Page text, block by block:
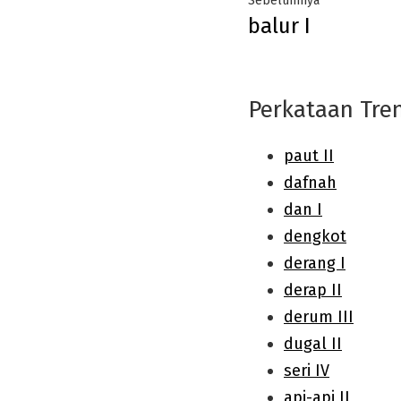
navigation
balur I
Perkataan